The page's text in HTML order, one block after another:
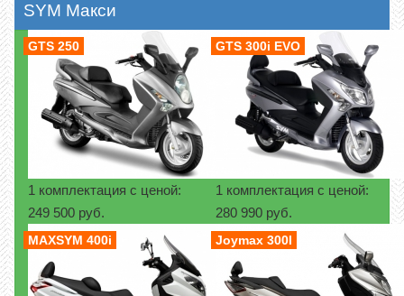
SYM Макси
GTS 250
1 комплектация с ценой:
249 500 руб.
GTS 300i EVO
1 комплектация с ценой:
280 990 руб.
MAXSYM 400i Joymax 300I